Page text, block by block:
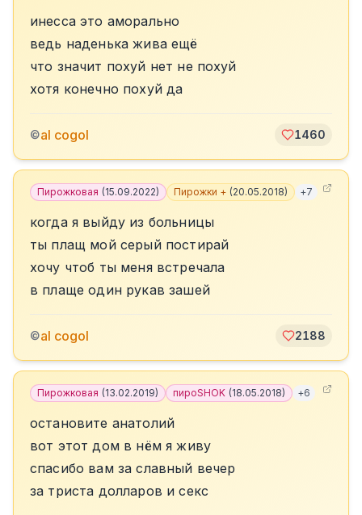
инесса это аморально
ведь наденька жива ещё
что значит похуй нет не похуй
хотя конечно похуй да
©al cogol 1460
Пирожковая (15.09.2022) Пирожки + (20.05.2018) +7
когда я выйду из больницы
ты плащ мой серый постирай
хочу чтоб ты меня встречала
в плаще один рукав зашей
©al cogol 2188
Пирожковая (13.02.2019) пироSHOK (18.05.2018) +6
остановите анатолий
вот этот дом в нём я живу
спасибо вам за славный вечер
за триста долларов и секс